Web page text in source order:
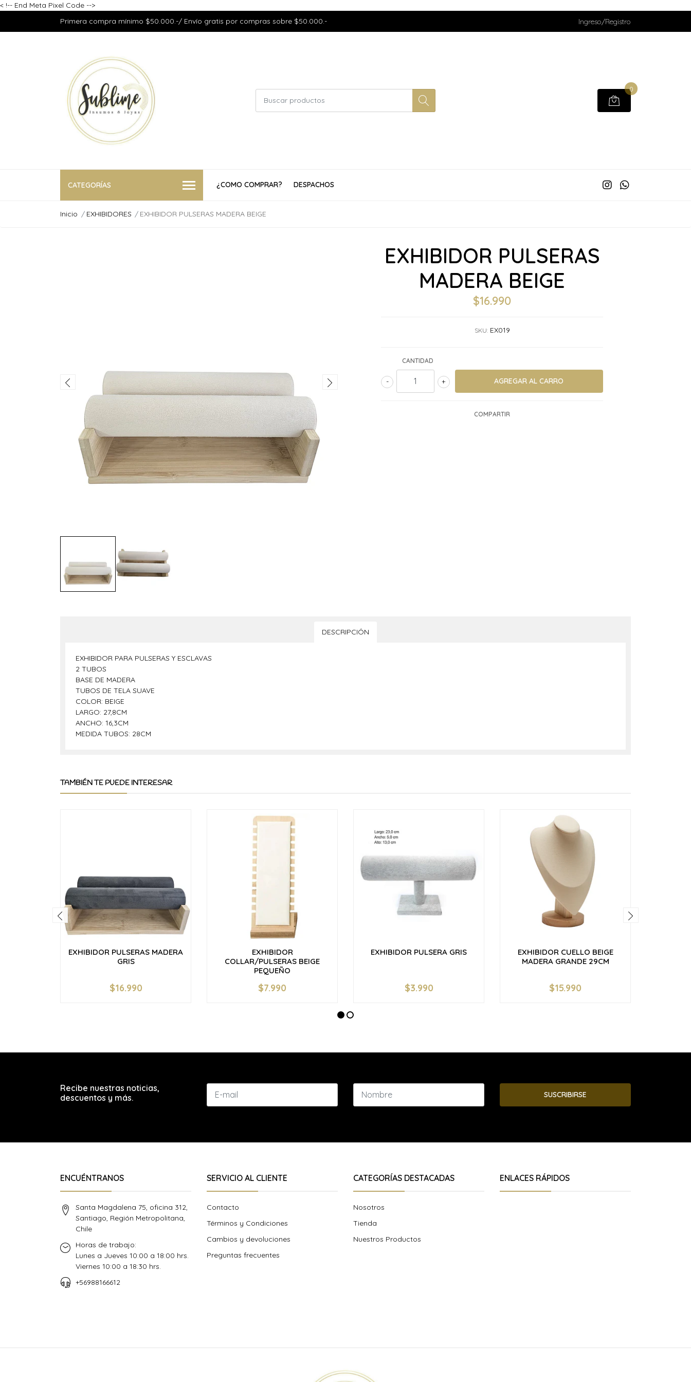
< !-- End Meta Pixel Code -->
Primera compra mínimo $50.000.-/ Envío gratis por compras sobre $50.000.-
Ingreso/Registro
0
CATEGORÍAS ¿COMO COMPRAR? DESPACHOS
Inicio EXHIBIDORES EXHIBIDOR PULSERAS MADERA BEIGE
EXHIBIDOR PULSERAS
MADERA BEIGE
$16.990
SKU: EX019
CANTIDAD
+
-
COMPARTIR
DESCRIPCIÓN
EXHIBIDOR PARA PULSERAS Y ESCLAVAS
2 TUBOS
BASE DE MADERA
TUBOS DE TELA SUAVE
COLOR: BEIGE
LARGO: 27,8CM
ANCHO: 16,3CM
MEDIDA TUBOS: 28CM
TAMBIÉN TE PUEDE INTERESAR
EXHIBIDOR PULSERAS MADERA
GRIS
+
$16.990
EXHIBIDOR
COLLAR/PULSERAS BEIGE
PEQUEÑO
+
$7.990
EXHIBIDOR PULSERA GRIS
+
$3.990
EXHIBIDOR CUELLO BEIGE
MADERA GRANDE 29CM
+
$15.990
Recibe nuestras noticias,
descuentos y más.
SUSCRIBIRSE
ENCUÉNTRANOS
Santa Magdalena 75, oficina 312,
Santiago, Región Metropolitana,
Chile
Horas de trabajo:
Lunes a Jueves 10:00 a 18:00 hrs.
Viernes 10:00 a 18:30 hrs.
+56988166612
SERVICIO AL CLIENTE
Contacto
Términos y Condiciones
Cambios y devoluciones
Preguntas frecuentes
CATEGORÍAS DESTACADAS
Nosotros
Tienda
Nuestros Productos
ENLACES RÁPIDOS